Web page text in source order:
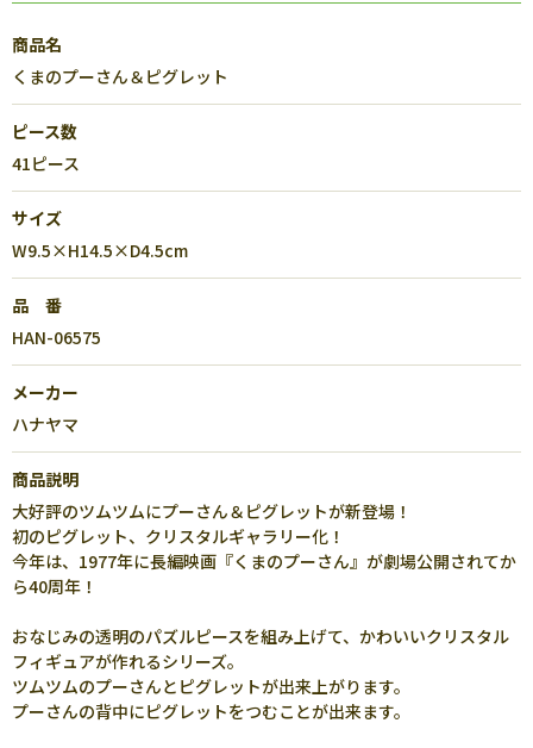
商品名
くまのプーさん＆ピグレット
ピース数
41ピース
サイズ
W9.5×H14.5×D4.5cm
品 番
HAN-06575
メーカー
ハナヤマ
商品説明
大好評のツムツムにプーさん＆ピグレットが新登場！
初のピグレット、クリスタルギャラリー化！
今年は、1977年に長編映画『くまのプーさん』が劇場公開されてか
ら40周年！
おなじみの透明のパズルピースを組み上げて、かわいいクリスタル
フィギュアが作れるシリーズ。
ツムツムのプーさんとピグレットが出来上がります。
プーさんの背中にピグレットをつむことが出来ます。